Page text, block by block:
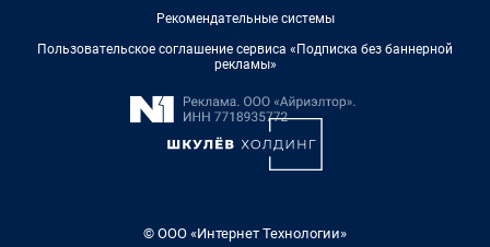
Рекомендательные системы
Пользовательское соглашение сервиса «Подписка без баннерной
рекламы»
© ООО «Интернет Технологии»